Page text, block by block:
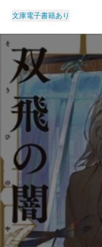
文庫電子書籍あり